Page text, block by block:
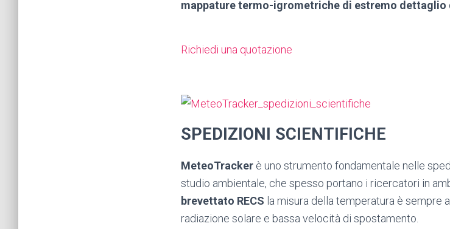
mappature termo-igrometriche di estremo dettaglio
Richiedi una quotazione
SPEDIZIONI SCIENTIFICHE
MeteoTracker è uno strumento fondamentale nelle
studio ambientale, che spesso portano i ricercatori in
brevettato RECS la misura della temperatura è sempre
radiazione solare e bassa velocità di spostamento.